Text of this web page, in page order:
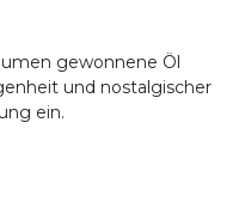
gewonnene Öl
und nostalgischer
ein.